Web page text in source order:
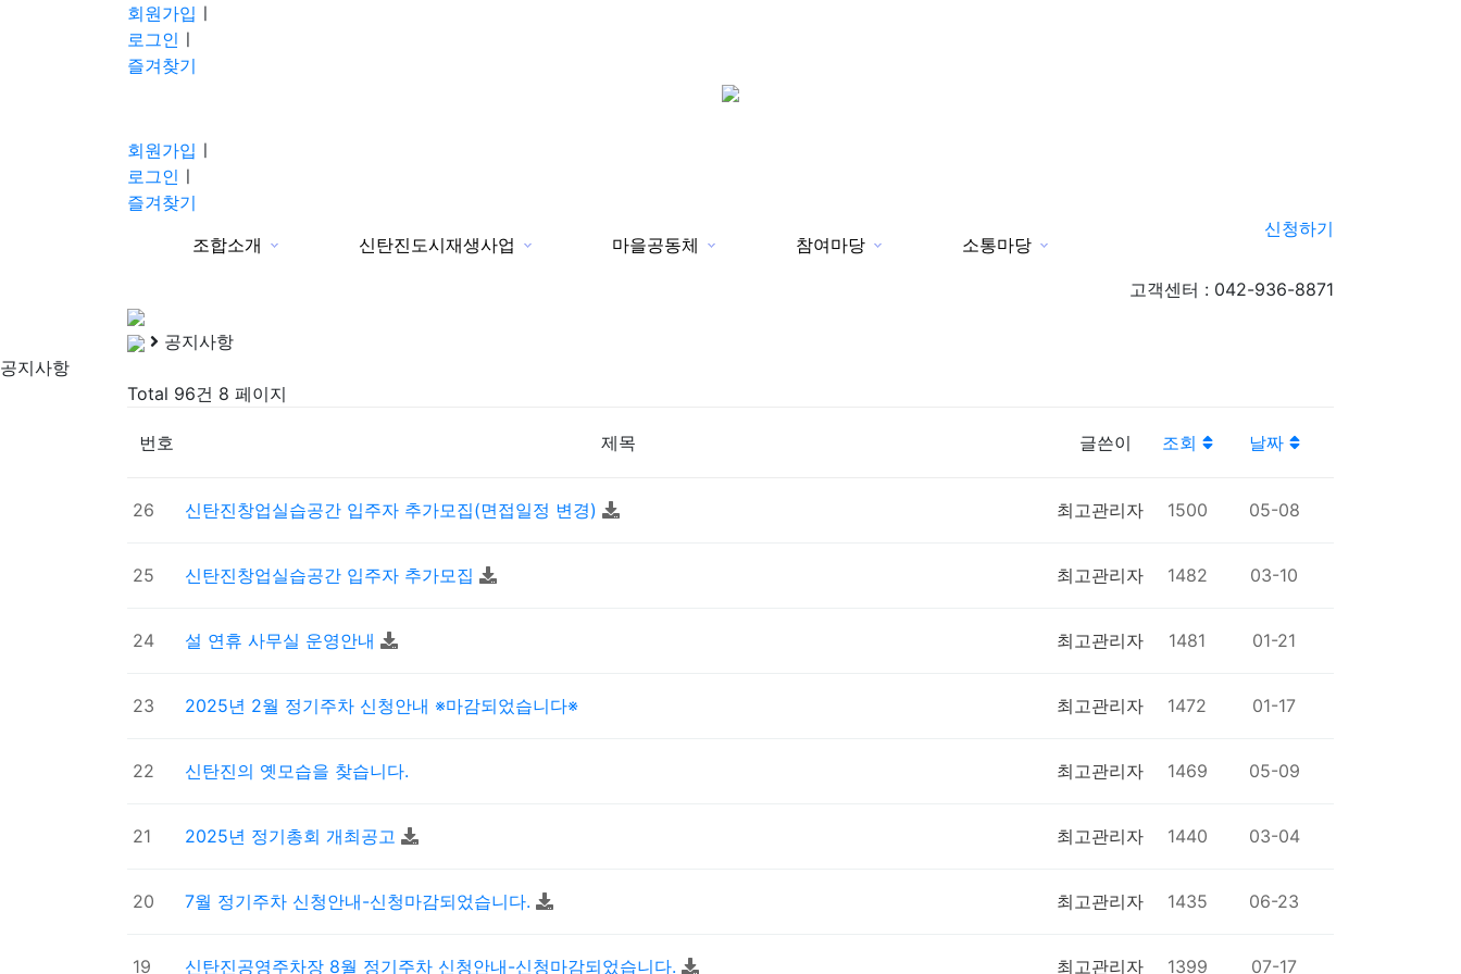
회원가입 ㅣ
로그인 ㅣ
즐겨찾기
회원가입 ㅣ
로그인 ㅣ
즐겨찾기
조합소개
신탄진도시재생사업 마을공동체 참여마당 소통마당
신청하기
고객센터 : 042-936-8871
공지사항
공지사항
Total 96건 8 페이지
번호 제목 글쓴이 조회 날짜
26 신탄진창업실습공간 입주자 추가모집(면접일정 변경) 최고관리자 1500 05-08
25 신탄진창업실습공간 입주자 추가모집 최고관리자 1482 03-10
24 설 연휴 사무실 운영안내 최고관리자 1481 01-21
23 2025년 2월 정기주차 신청안내 ※마감되었습니다※ 최고관리자 1472 01-17
22 신탄진의 옛모습을 찾습니다. 최고관리자 1469 05-09
21 2025년 정기총회 개최공고 최고관리자 1440 03-04
20 7월 정기주차 신청안내-신청마감되었습니다. 최고관리자 1435 06-23
19 신탄진공영주차장 8월 정기주차 신청안내-신청마감되었습니다. 최고관리자 1399 07-17